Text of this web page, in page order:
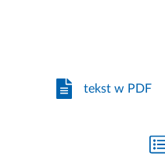
tekst w PDF